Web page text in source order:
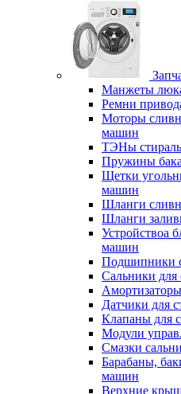
Манжеты
Ремни
Моторы
машин
ТЭНы
Пружины
Щетки
машин
Шланги
Шланги
Устройствоа
машин
Подшипники
Сальники
Датчики для
Клапаны для
Модули
Смазки
Барабаны,
машин
Верхние